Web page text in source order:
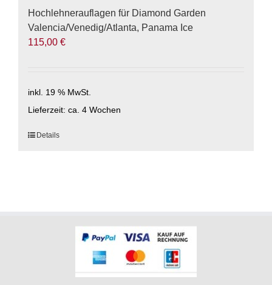
Hochlehnerauflagen für Diamond Garden
Valencia/Venedig/Atlanta, Panama Ice
115,00 €
inkl. 19 % MwSt.
Lieferzeit: ca. 4 Wochen
Details